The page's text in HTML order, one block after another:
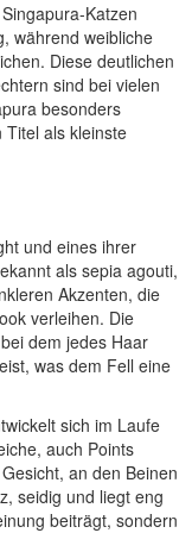
Katzen
während weibliche
Diese deutlichen
sind bei vielen
besonders
Titel als kleinste
und eines ihrer
als sepia agouti,
Akzenten, die
verleihen. Die
dem jedes Haar
was dem Fell eine
sich im Laufe
auch Points
an den Beinen
seidig und liegt eng
beiträgt, sondern